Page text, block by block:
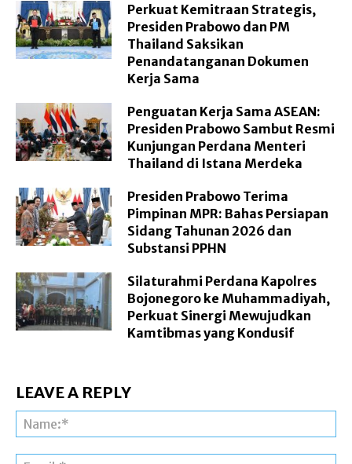
Perkuat Kemitraan Strategis,
Presiden Prabowo dan PM
Thailand Saksikan
Penandatanganan Dokumen
Kerja Sama
Penguatan Kerja Sama ASEAN:
Presiden Prabowo Sambut Resmi
Kunjungan Perdana Menteri
Thailand di Istana Merdeka
Presiden Prabowo Terima
Pimpinan MPR: Bahas Persiapan
Sidang Tahunan 2026 dan
Substansi PPHN
Silaturahmi Perdana Kapolres
Bojonegoro ke Muhammadiyah,
Perkuat Sinergi Mewujudkan
Kamtibmas yang Kondusif
LEAVE A REPLY